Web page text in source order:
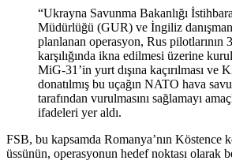
“Ukrayna Savunma Bakanlığı
Müdürlüğü (GUR) ve İngiliz
planlanan operasyon, Rus pilotlarının
karşılığında ikna edilmesi üzerine
MiG-31’in yurt dışına kaçırılması ve
donatılmış bu uçağın NATO hava
tarafından vurulmasını sağlamayı
ifadeleri yer aldı.
FSB, bu kapsamda Romanya’nın Köstence
üssünün, operasyonun hedef noktası olarak